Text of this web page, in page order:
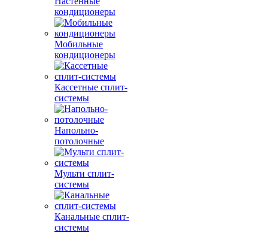
кондиционеры
Мобильные
кондиционеры
Кассетные сплит-
системы
Напольно-
потолочные
Мульти сплит-
системы
Канальные сплит-
системы